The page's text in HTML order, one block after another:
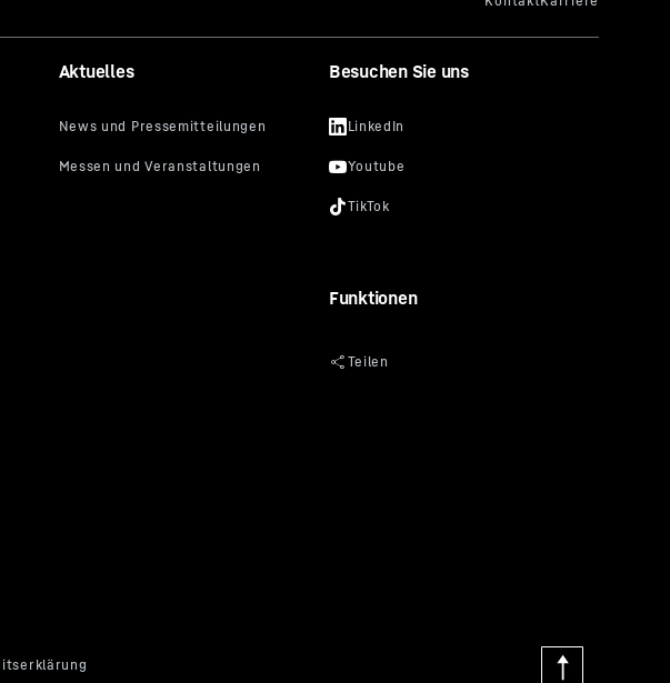
Aktuelles Besuchen Sie uns
Funktionen